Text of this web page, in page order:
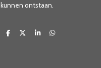
kunnen ontstaan.
D
D
S
D